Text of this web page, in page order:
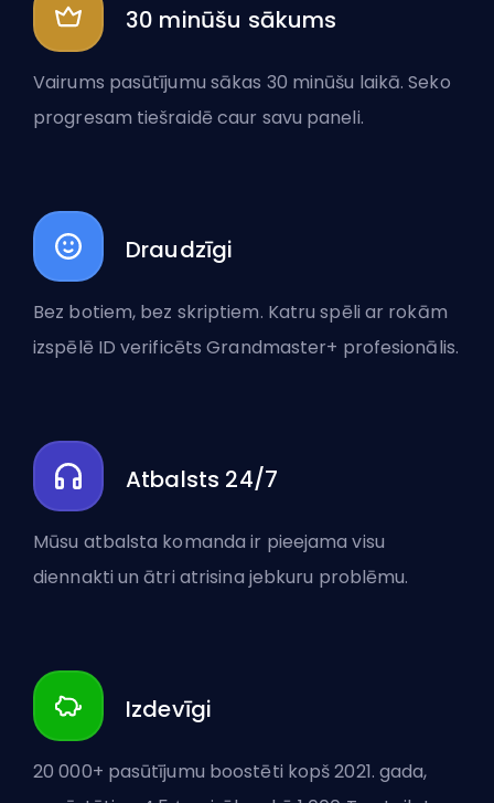
30 minūšu sākums
Vairums pasūtījumu sākas 30 minūšu laikā. Seko
progresam tiešraidē caur savu paneli.
Draudzīgi
Bez botiem, bez skriptiem. Katru spēli ar rokām
izspēlē ID verificēts Grandmaster+ profesionālis.
Atbalsts 24/7
Mūsu atbalsta komanda ir pieejama visu
diennakti un ātri atrisina jebkuru problēmu.
Izdevīgi
20 000+ pasūtījumu boostēti kopš 2021. gada,